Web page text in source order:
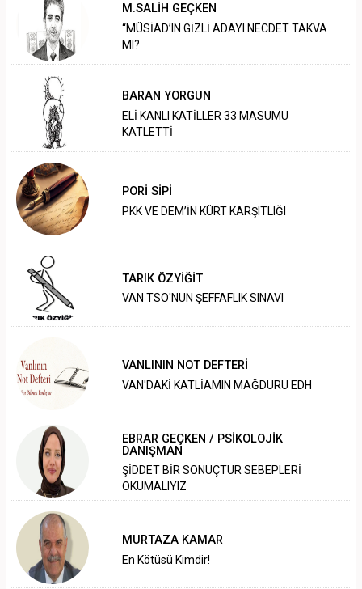
M.SALİH GEÇKEN
“MÜSİAD’IN GİZLİ ADAYI NECDET TAKVA
MI?
BARAN YORGUN
ELİ KANLI KATİLLER 33 MASUMU
KATLETTİ
PORİ SİPİ
PKK VE DEM’İN KÜRT KARŞITLIĞI
TARIK ÖZYİĞİT
VAN TSO'NUN ŞEFFAFLIK SINAVI
VANLININ NOT DEFTERİ
VAN'DAKİ KATLİAMIN MAĞDURU EDH
EBRAR GEÇKEN / PSİKOLOJİK
DANIŞMAN
ŞİDDET BİR SONUÇTUR SEBEPLERİ
OKUMALIYIZ
MURTAZA KAMAR
En Kötüsü Kimdir!